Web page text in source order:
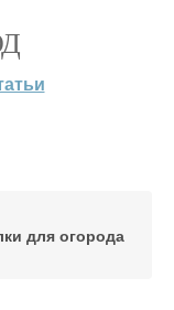
для огорода